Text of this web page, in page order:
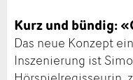
Kurz und bündig:
Das neue Konzept
Inszenierung ist